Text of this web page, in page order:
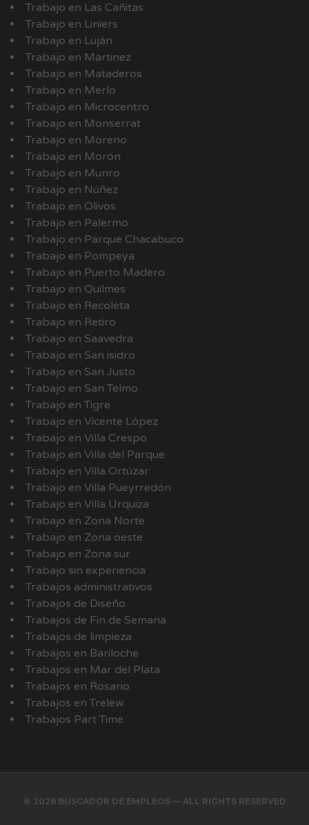
Trabajo en Las Cañitas
Trabajo en Liniers
Trabajo en Luján
Trabajo en Martinez
Trabajo en Mataderos
Trabajo en Merlo
Trabajo en Microcentro
Trabajo en Monserrat
Trabajo en Moreno
Trabajo en Morón
Trabajo en Munro
Trabajo en Núñez
Trabajo en Olivos
Trabajo en Palermo
Trabajo en Parque Chacabuco
Trabajo en Pompeya
Trabajo en Puerto Madero
Trabajo en Quilmes
Trabajo en Recoleta
Trabajo en Retiro
Trabajo en Saavedra
Trabajo en San isidro
Trabajo en San Justo
Trabajo en San Telmo
Trabajo en Tigre
Trabajo en Vicente López
Trabajo en Villa Crespo
Trabajo en Villa del Parque
Trabajo en Villa Ortúzar
Trabajo en Villa Pueyrredón
Trabajo en Villa Urquiza
Trabajo en Zona Norte
Trabajo en Zona oeste
Trabajo en Zona sur
Trabajo sin experiencia
Trabajos administrativos
Trabajos de Diseño
Trabajos de Fin de Semana
Trabajos de limpieza
Trabajos en Bariloche
Trabajos en Mar del Plata
Trabajos en Rosario
Trabajos en Trelew
Trabajos Part Time
© 2026 BUSCADOR DE EMPLEOS — ALL RIGHTS RESERVED